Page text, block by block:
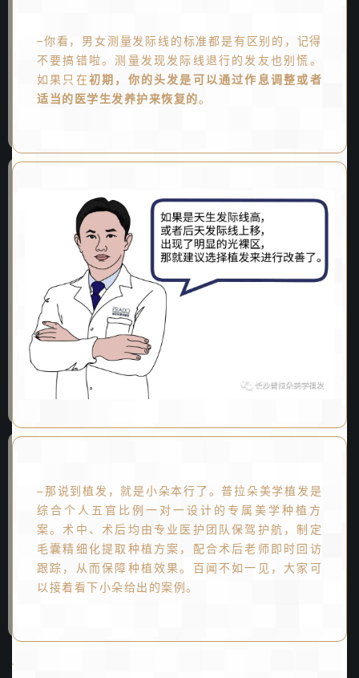
–你看，男女测量发际线的标准都是有区别的，记得
不要搞错啦。测量发现发际线退行的发友也别慌。
如果只在初期，你的头发是可以通过作息调整或者
适当的医学生发养护来恢复的。
–那说到 植发，就是小朵本行了。普拉朵美学植发是
综合个人五官比例一对一设计的专属美学种植方
案。术中、术后均由专业医护团队保驾护航，制定
毛囊精细化提取种植方案，配合术后老师即时回访
跟踪，从而保障种植效果。百闻不如一见，大家可
以接着看下小朵给出的案例。